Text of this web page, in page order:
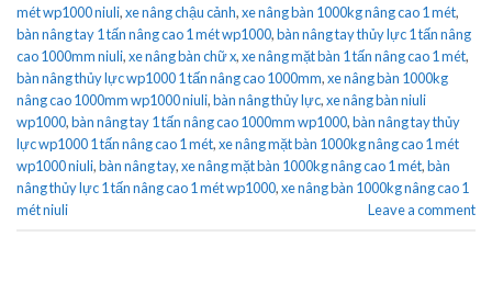
mét wp1000 niuli,xe nâng chậu cảnh,xe nâng bàn 1000kg nâng cao 1 mét,
bàn nâng tay 1 tấn nâng cao 1 mét wp1000,bàn nâng tay thủy lực 1 tấn nâng
cao 1000mm niuli,xe nâng bàn chữ x,xe nâng mặt bàn 1 tấn nâng cao 1 mét,
bàn nâng thủy lực wp1000 1 tấn nâng cao 1000mm,xe nâng bàn 1000kg
nâng cao 1000mm wp1000 niuli,bàn nâng thủy lực,xe nâng bàn niuli
wp1000,bàn nâng tay 1 tấn nâng cao 1000mm wp1000,bàn nâng tay thủy
lực wp1000 1 tấn nâng cao 1 mét,xe nâng mặt bàn 1000kg nâng cao 1 mét
wp1000 niuli,bàn nâng tay,xe nâng mặt bàn 1000kg nâng cao 1 mét,bàn
nâng thủy lực 1 tấn nâng cao 1 mét wp1000,xe nâng bàn 1000kg nâng cao 1
mét niuli
Leave a comment